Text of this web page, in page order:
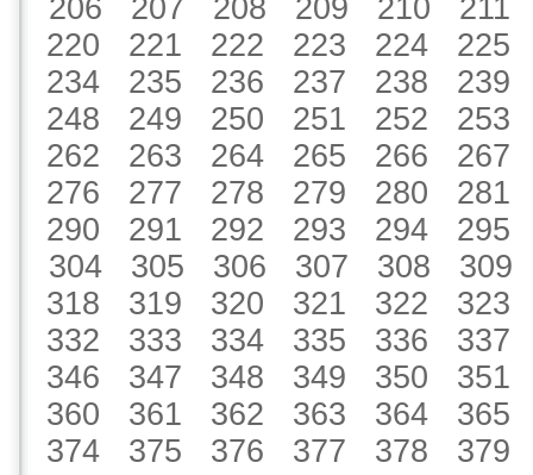
206
207 208 209 210
211
220
221 222 223 224
225
234
235 236 237 238
239
248
249 250 251 252
253
262
263 264 265 266
267
276
277 278 279 280
281
290
291 292 293 294
295
304
305 306 307 308
309
318
319 320 321 322
323
332
333 334 335 336
337
346
347 348 349 350
351
360
361 362 363 364
365
374
375 376 377 378
379